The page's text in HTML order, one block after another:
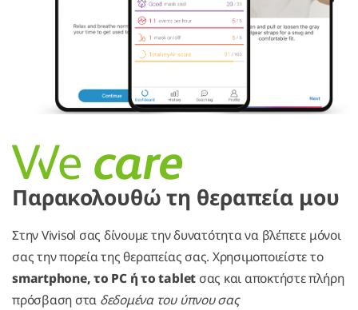
Παρακολουθώ τη θεραπεία μου
Στην Vivisol σας δίνουμε την δυνατότητα να βλέπετε μόνοι
σας την πορεία της θεραπείας σας. Χρησιμοποιείστε το
smartphone, το PC ή το tablet σας και αποκτήστε πλήρη
πρόσβαση στα δεδομένα του ύπνου σας